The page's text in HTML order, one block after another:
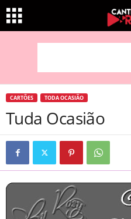
CARTÕES TODA OCASIÃO
Tuda Ocasião